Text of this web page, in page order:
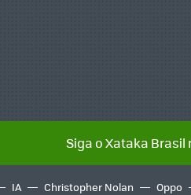
Siga o Xataka Brasil
IA Christopher Nolan Oppo